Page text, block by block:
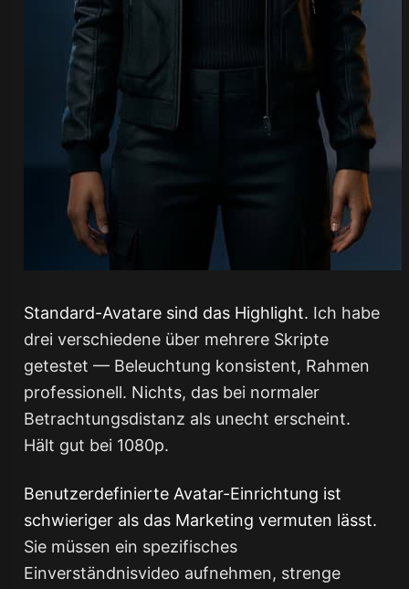
Standard-Avatare sind das Highlight. Ich habe
drei verschiedene über mehrere Skripte
getestet — Beleuchtung konsistent, Rahmen
professionell. Nichts, das bei normaler
Betrachtungsdistanz als unecht erscheint.
Hält gut bei 1080p.
Benutzerdefinierte Avatar-Einrichtung ist
schwieriger als das Marketing vermuten lässt.
Sie müssen ein spezifisches
Einverständnisvideo aufnehmen, strenge